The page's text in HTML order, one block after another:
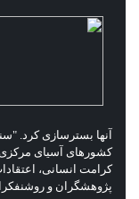
آنها بسترسازی کرد.
کشورهای آسیای مرکزی
کرامت انسانی،
پژوهشگران و